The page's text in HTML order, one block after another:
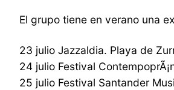
El grupo tiene en verano una
23 julio Jazzaldia. Playa de
24 julio Festival
25 julio Festival Santander